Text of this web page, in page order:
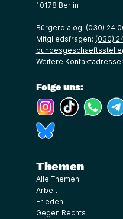
10178 Berlin
Bürgerdialog: (030) 24
Mitgliedsfragen: (030)
Weitere
Folge uns:
(Link öffnet ein
(Link
Themen
Alle Themen
Arbeit
Frieden
Gegen Rechts